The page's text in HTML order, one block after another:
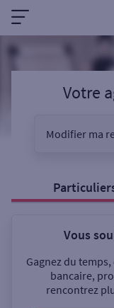
Votre
Modifier ma
Vous
Gagnez du
bancaire,
rencontrez